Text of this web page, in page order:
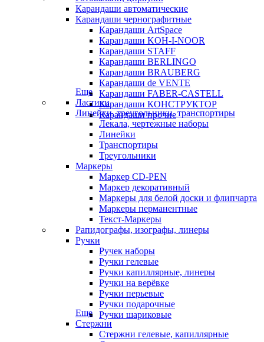
Карандаши автоматические
Карандаши чернографитные
Карандаши ArtSpace
Карандаши KOH-I-NOOR
Карандаши STAFF
Карандаши BERLINGO
Карандаши BRAUBERG
Карандаши de VENTE
Карандаши FABER-CASTELL
Карандаши КОНСТРУКТОР
Карандаши прочие
Еще
Ластики
Линейки, треугольники, транспортиры
Лекала, чертежные наборы
Линейки
Транспортиры
Треугольники
Маркеры
Маркер CD-PEN
Маркер декоративный
Маркеры для белой доски и флипчарта
Маркеры перманентные
Текст-Маркеры
Рапидографы, изографы, линеры
Ручки
Ручек наборы
Ручки гелевые
Ручки капиллярные, линеры
Ручки на верёвке
Ручки перьевые
Ручки подарочные
Ручки шариковые
Еще
Стержни
Стержни гелевые, капиллярные